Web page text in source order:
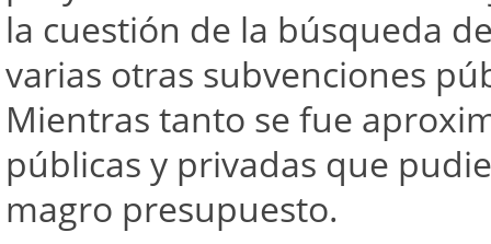
la cuestión de la búsqueda
varias otras subvenciones
Mientras tanto se fue
públicas y privadas que
magro presupuesto.